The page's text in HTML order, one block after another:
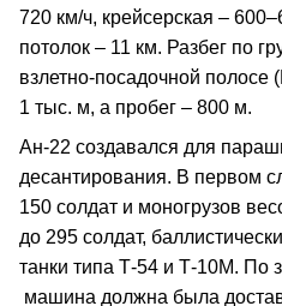
720 км/ч, крейсерская –
потолок – 11 км. Разбег по
взлетно‑посадочной
1 тыс. м, а пробег – 800 м.
Ан‑22 создавался для
десантирования. В первом
150 солдат и моногрузов
до 295 солдат,
танки типа Т‑54 и Т‑10М. По
машина должна была